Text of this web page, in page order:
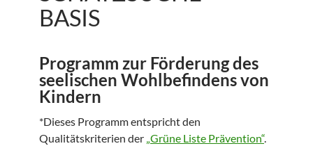
BASIS
Programm zur Förderung des
seelischen Wohlbefindens von
Kindern
*Dieses Programm entspricht den
Qualitätskriterien der „Grüne Liste Prävention“.